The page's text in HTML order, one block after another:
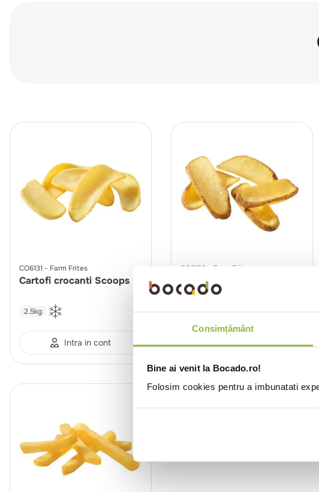
Consimțământ
Bine ai venit la Bocado.ro!
Folosim cookies pentru a imbunatati
CO6131 Farm Frites
Cartofi crocanti Scoops
2.5kg
Intra in cont
CO6130 Farm Frites
Cartofi crocanti Scoops
cu coaja
Intra in cont